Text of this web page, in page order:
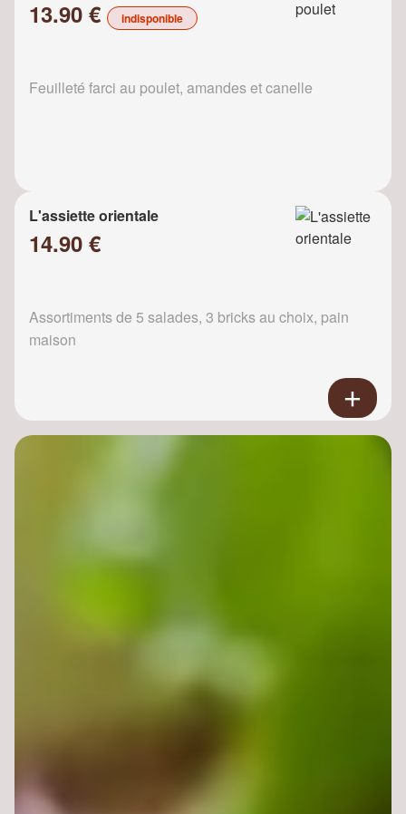
13.90 € indisponible
Feuilleté farci au poulet, amandes et canelle
L'assiette orientale
14.90 €
Assortiments de 5 salades, 3 bricks au choix, pain
maison